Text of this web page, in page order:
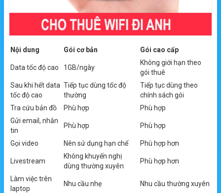
Nội dung Gói cơ bản Gói cao cấp
Data tốc độ cao 1GB/ngày
Không giới hạn theo
gói thuê
Sau khi hết data
tốc độ cao
Tiếp tục dùng tốc độ
thường
Tiếp tục dùng theo
chính sách gói
Tra cứu bản đồ
Phù hợp
Phù hợp
Gửi email, nhắn
tin
Phù hợp Phù hợp
Gọi video Nên sử dụng hạn chế Phù hợp hơn
Livestream
Không khuyến nghị
dùng thường xuyên
Phù hợp hơn
Làm việc trên
laptop
Nhu cầu nhẹ Nhu cầu thường xuyên